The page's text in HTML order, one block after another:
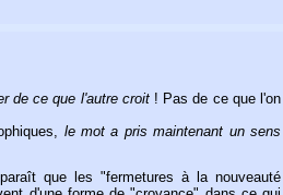
de ce que l'autre croit! Pas de ce que l'on
le mot a pris maintenant un sens
que les "fermetures à la nouveauté